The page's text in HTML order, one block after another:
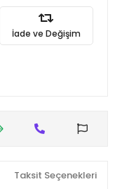
İade ve Değişim
Taksit Seçenekleri